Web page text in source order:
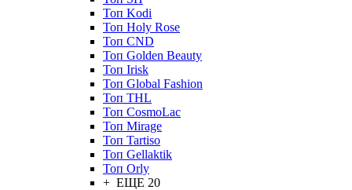
Топ Kodi
Топ Holy Rose
Топ CND
Топ Golden Beauty
Топ Irisk
Топ Global Fashion
Топ THL
Топ CosmoLac
Топ Mirage
Топ Tartiso
Топ Gellaktik
Топ Orly
+ ЕЩЕ 20